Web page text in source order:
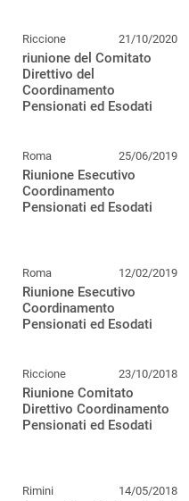
Riccione 21/10/2020
riunione del Comitato
Direttivo del
Coordinamento
Pensionati ed Esodati
Roma 25/06/2019
Riunione Esecutivo
Coordinamento
Pensionati ed Esodati
Roma 12/02/2019
Riunione Esecutivo
Coordinamento
Pensionati ed Esodati
Riccione 23/10/2018
Riunione Comitato
Direttivo Coordinamento
Pensionati ed Esodati
Rimini 14/05/2018